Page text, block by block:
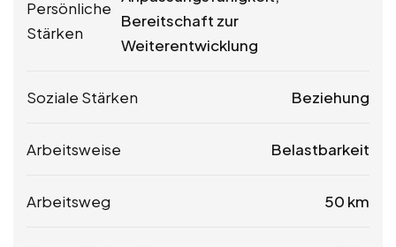
Persönliche
Stärken
Bereitschaft zur
Weiterentwicklung
Soziale Stärken Beziehung
Arbeitsweise Belastbarkeit
Arbeitsweg 50 km